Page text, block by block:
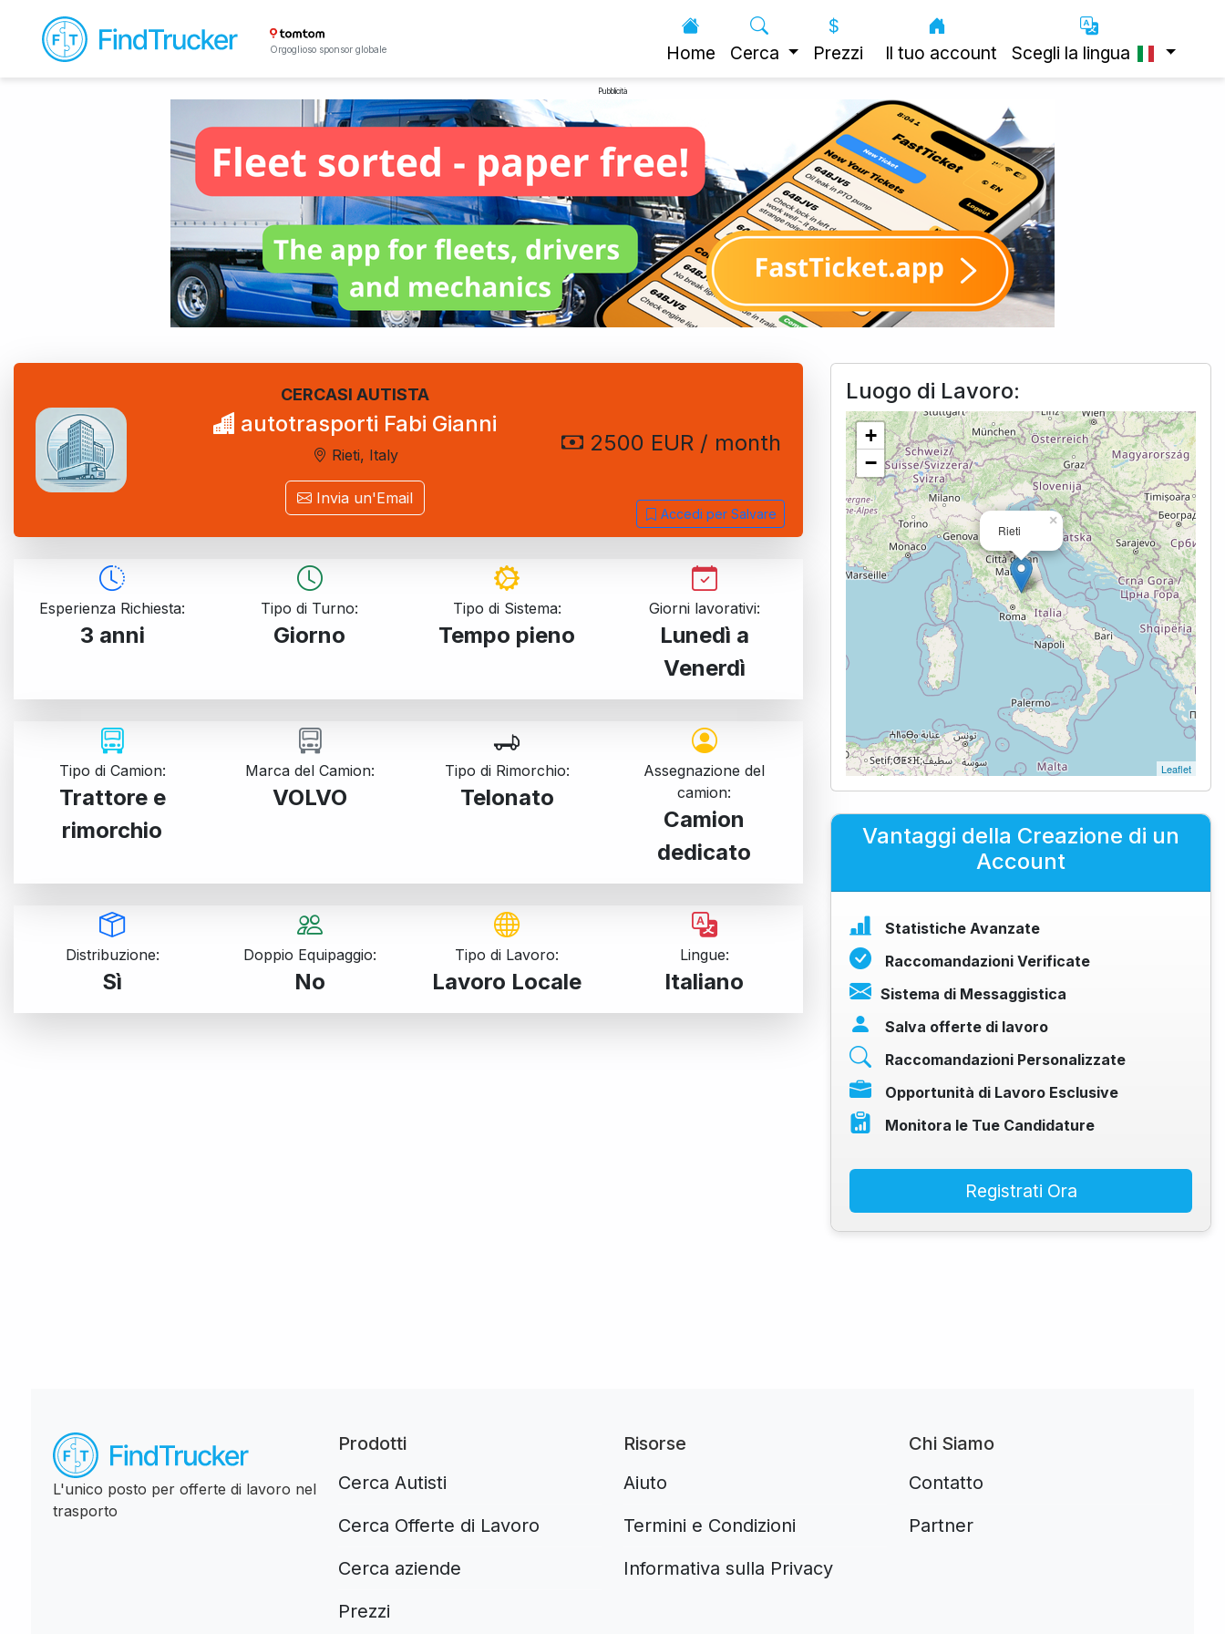
Orgoglioso sponsor globale Home Cerca Prezzi Il tuo account Scegli la lingua
Pubblicità
CERCASI AUTISTA
autotrasporti Fabi Gianni
Rieti, Italy
Invia un'Email
2500 EUR / month
Accedi per Salvare
Esperienza Richiesta:
3 anni
Tipo di Turno:
Giorno
Tipo di Sistema:
Tempo pieno
Giorni lavorativi:
Lunedì a
Venerdì
Tipo di Camion:
Trattore e
rimorchio
Marca del Camion:
VOLVO
Tipo di Rimorchio:
Telonato
Assegnazione del
camion:
Camion
dedicato
Distribuzione:
Sì
Doppio Equipaggio:
No
Tipo di Lavoro:
Lavoro Locale
Lingue:
Italiano
Luogo di Lavoro:
Rieti
×
+
−
Leaflet
Vantaggi della Creazione di un
Account
Statistiche Avanzate
Raccomandazioni Verificate
Sistema di Messaggistica
Salva offerte di lavoro
Raccomandazioni Personalizzate
Opportunità di Lavoro Esclusive
Monitora le Tue Candidature
Registrati Ora
L'unico posto per offerte di lavoro nel
trasporto
Prodotti
Cerca Autisti
Cerca Offerte di Lavoro
Cerca aziende
Prezzi
Risorse
Aiuto
Termini e Condizioni
Informativa sulla Privacy
Chi Siamo
Contatto
Partner